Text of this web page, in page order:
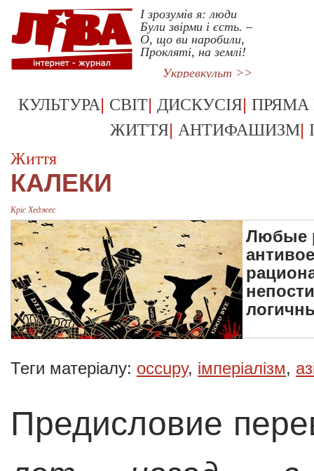
І зрозумів я: люди
Були звірми і єсть. –
О, що ви наробили,
Прокляті, на землі!
Укрревкульт >>
КУЛЬТУРА| СВІТ| ДИСКУСІЯ| ПРЯМА
ЖИТТЯ| АНТИФАШИЗМ|
Життя
КАЛЕКИ
Кріс Хеджес
Любые
Теги матеріалу: occupy, імперіалізм,
Предисловие